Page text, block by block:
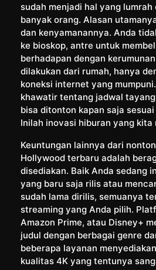
sudah menjadi hal yang
banyak orang. Alasan
dan kenyamanannya. Anda
ke bioskop, antre untuk
berhadapan dengan
dilakukan dari rumah, hanya
koneksi internet yang
khawatir tentang jadwal
bisa ditonton kapan saja
Inilah inovasi hiburan yang kita
Keuntungan lainnya dari
Hollywood terbaru adalah
disediakan. Baik Anda sedang
yang baru saja rilis atau
sudah lama dirilis, semuanya
streaming yang Anda pilih.
Amazon Prime, atau Disney+
judul dengan berbagai genre
beberapa layanan
kualitas 4K yang tentunya